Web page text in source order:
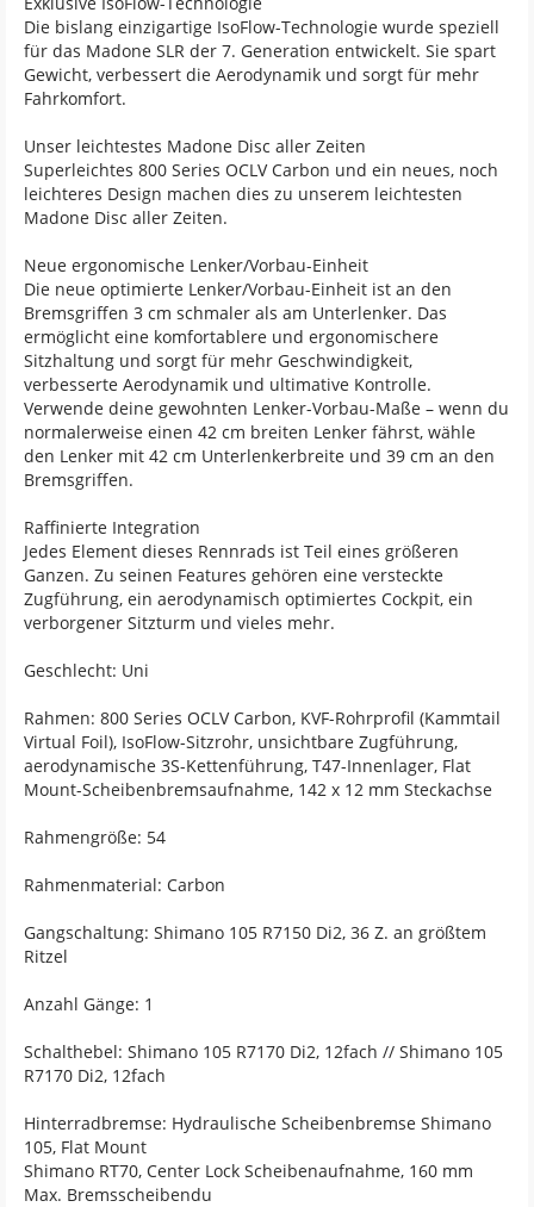
Die bislang einzigartige IsoFlow-Technologie wurde speziell
für das Madone SLR der 7. Generation entwickelt. Sie spart
Gewicht, verbessert die Aerodynamik und sorgt für mehr
Fahrkomfort.
Unser leichtestes Madone Disc aller Zeiten
Superleichtes 800 Series OCLV Carbon und ein neues, noch
leichteres Design machen dies zu unserem leichtesten
Madone Disc aller Zeiten.
Neue ergonomische Lenker/Vorbau-Einheit
Die neue optimierte Lenker/Vorbau-Einheit ist an den
Bremsgriffen 3 cm schmaler als am Unterlenker. Das
ermöglicht eine komfortablere und ergonomischere
Sitzhaltung und sorgt für mehr Geschwindigkeit,
verbesserte Aerodynamik und ultimative Kontrolle.
Verwende deine gewohnten Lenker-Vorbau-Maße – wenn du
normalerweise einen 42 cm breiten Lenker fährst, wähle
den Lenker mit 42 cm Unterlenkerbreite und 39 cm an den
Bremsgriffen.
Raffinierte Integration
Jedes Element dieses Rennrads ist Teil eines größeren
Ganzen. Zu seinen Features gehören eine versteckte
Zugführung, ein aerodynamisch optimiertes Cockpit, ein
verborgener Sitzturm und vieles mehr.
Geschlecht: Uni
Rahmen: 800 Series OCLV Carbon, KVF-Rohrprofil (Kammtail
Virtual Foil), IsoFlow-Sitzrohr, unsichtbare Zugführung,
aerodynamische 3S-Kettenführung, T47-Innenlager, Flat
Mount-Scheibenbremsaufnahme, 142 x 12 mm Steckachse
Rahmengröße: 54
Rahmenmaterial: Carbon
Gangschaltung: Shimano 105 R7150 Di2, 36 Z. an größtem
Ritzel
Anzahl Gänge: 1
Schalthebel: Shimano 105 R7170 Di2, 12fach // Shimano 105
R7170 Di2, 12fach
Hinterradbremse: Hydraulische Scheibenbremse Shimano
105, Flat Mount
Shimano RT70, Center Lock Scheibenaufnahme, 160 mm
Max. Bremsscheibendu